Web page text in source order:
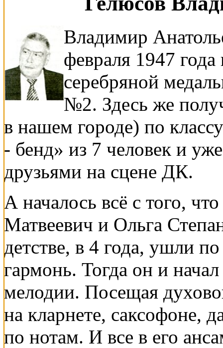
Владимир
февраля 1947
серебряной
№2. Здесь же
в нашем городе) по
- бенд» из 7 человек и
друзьями на сцене ДК.
А началось всё с того,
Матвеевич и Ольга
детстве, в 4 года, ушли
гармонь. Тогда он и
мелодии. Посещая
на кларнете, саксофоне,
по нотам. И все в его